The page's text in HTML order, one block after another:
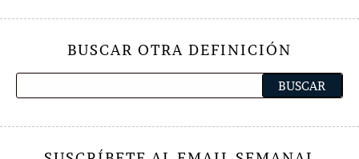
BUSCAR OTRA DEFINICIÓN